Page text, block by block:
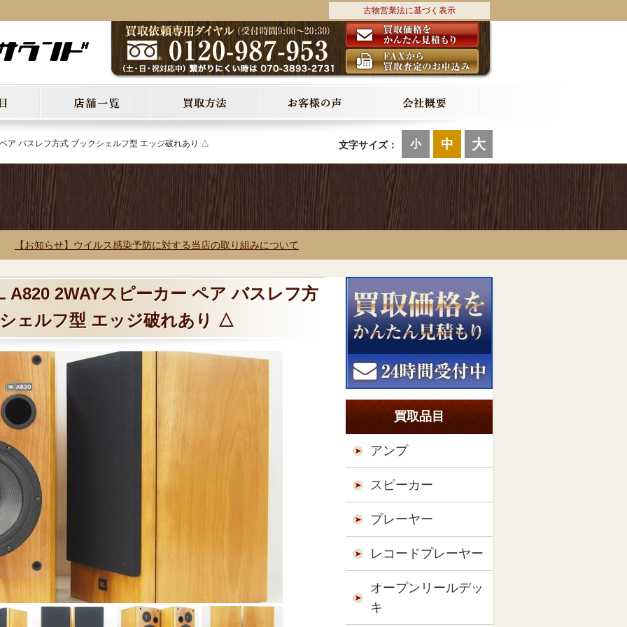
古物営業法に基づく表示
文字サイズ： 小 中 大
ア バスレフ方式 ブックシェルフ型 エッジ破れあり △
【お知らせ】ウイルス感染予防に対する当店の取り組みについて
A820 2WAYスピーカー ペア バスレフ方
ェルフ型 エッジ破れあり △
買取品目
アンプ
スピーカー
プレーヤー
レコードプレーヤー
オープンリールデッ
キ